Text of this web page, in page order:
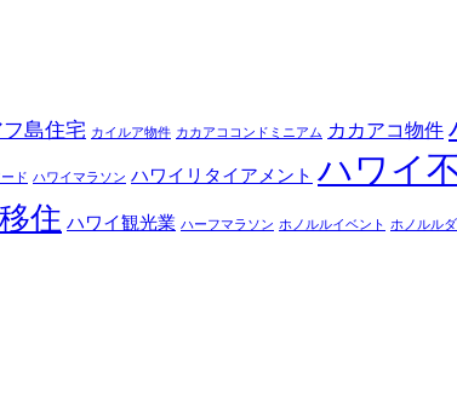
島住宅 カイルア物件 カカアココンドミニアム カカアコ物件
ド ハワイマラソン ハワイリタイアメント ハワイ
住 ハワイ観光業 ハーフマラソン ホノルルイベント ホノルル